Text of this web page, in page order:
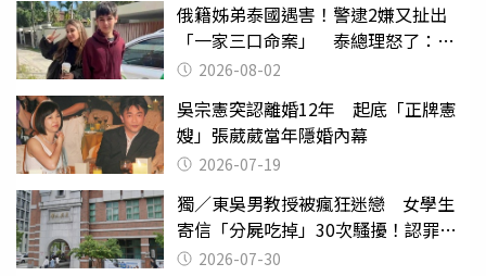
俄籍姊弟泰國遇害！警逮2嫌又扯出
「一家三口命案」 泰總理怒了：依
法嚴懲
2026-08-02
吳宗憲突認離婚12年 起底「正牌憲
嫂」張葳葳當年隱婚內幕
2026-07-19
獨／東吳男教授被瘋狂迷戀 女學生
寄信「分屍吃掉」30次騷擾！認罪免
關 2026-07-30